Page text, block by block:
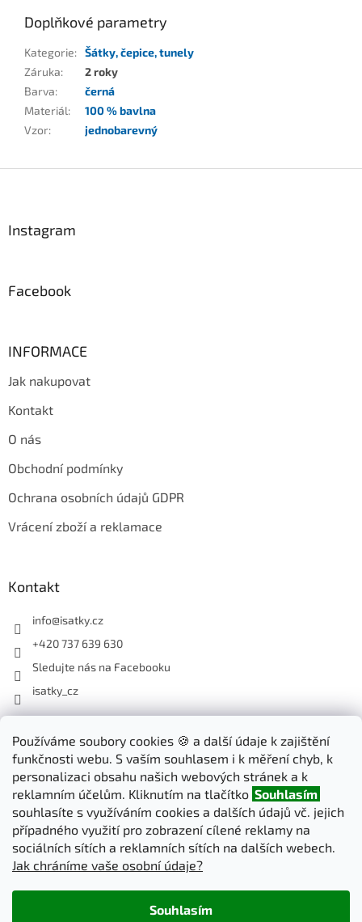
Používáme soubory cookies 🍪 a další údaje k zajištění
funkčnosti webu. S vaším souhlasem i k měření chyb, k
personalizaci obsahu našich webových stránek a k
reklamním účelům. Kliknutím na tlačítko Souhlasím
souhlasíte s využíváním cookies a dalších údajů vč. jejich
případného využití pro zobrazení cílené reklamy na
sociálních sítích a reklamních sítích na dalších webech.
Jak chráníme vaše osobní údaje?
Souhlasím
Doplňkové parametry
Kategorie: Šátky, čepice, tunely
Záruka:
2 roky
Barva:
černá
Materiál:
100 % bavlna
Vzor: jednobarevný
Instagram
Facebook
INFORMACE
Jak nakupovat
Kontakt
O nás
Obchodní podmínky
Ochrana osobních údajů GDPR
Vrácení zboží a reklamace
Kontakt
info@isatky.cz
+420 737 639 630
Sledujte nás na Facebooku
isatky_cz
Odebírat newsletter
Vložte svůj e-mail a my vám budeme zasílat informace o nových
produktech na našem e-shopu.
E-mail
PŘIHLÁSIT SE